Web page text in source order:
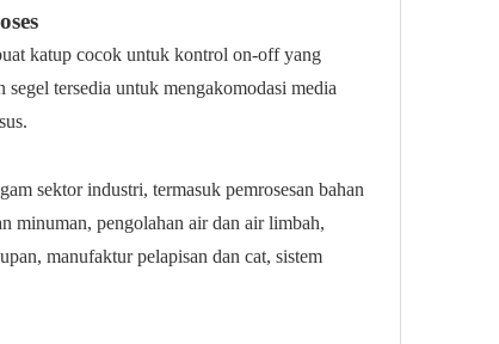
katup cocok untuk kontrol on-off yang
tersedia untuk mengakomodasi media
sektor industri, termasuk pemrosesan bahan
minuman, pengolahan air dan air limbah,
manufaktur pelapisan dan cat, sistem